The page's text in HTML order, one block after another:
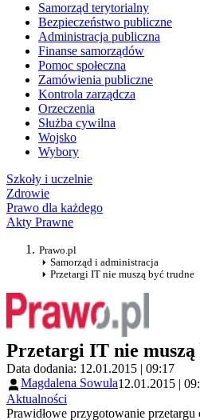
Samorząd terytorialny
Bezpieczeństwo publiczne
Administracja publiczna
Finanse samorządów
Pomoc społeczna
Zamówienia publiczne
Kontrola zarządcza
Orzeczenia
Służba cywilna
Wojsko
Wybory
Szkoły i uczelnie
Zdrowie
Prawo dla każdego
Akty Prawne
Prawo.pl
Samorząd i administracja
Przetargi IT nie muszą być trudne
Przetargi IT nie
Data dodania: 12.01.2015 | 09:17
Magdalena Sowula12.01.2015 |
Aktualności
Prawidłowe przygotowanie przetargu